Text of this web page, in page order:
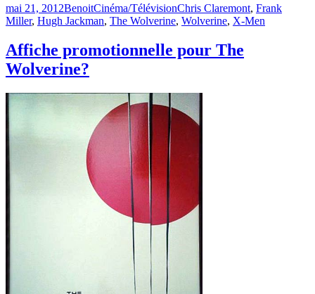
Publié
le
mai 21, 2012BenoitCatégories
Cinéma/TélévisionÉtiquettes
Chris Claremont, Frank
Miller, Hugh Jackman, The Wolverine, Wolverine, X-Men
Affiche promotionnelle pour The
Wolverine?